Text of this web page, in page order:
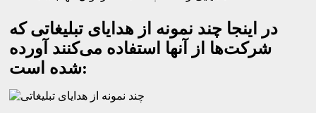
در اینجا چند نمونه از هدایای تبلیغاتی که
شرکت‌ها از آنها استفاده می‌کنند آورده
شده است: